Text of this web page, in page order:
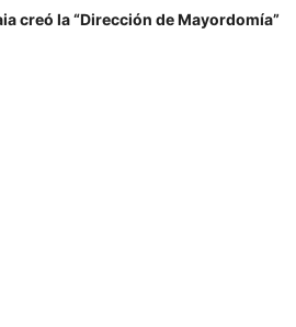
creó la “Dirección de Mayordomía”